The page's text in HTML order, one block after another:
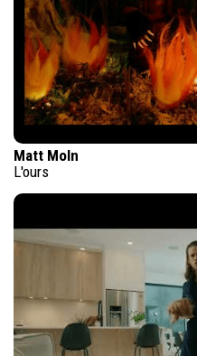
Matt Moln
L'ours